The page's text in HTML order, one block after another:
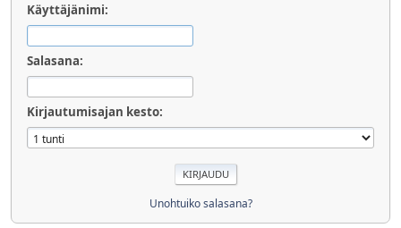
Käyttäjänimi:
Salasana:
Kirjautumisajan kesto:
Unohtuiko salasana?